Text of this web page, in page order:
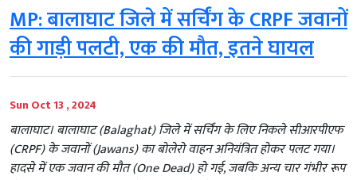
MP: बालाघाट जिले में सर्चिंग के CRPF जवानों
की गाड़ी पलटी, एक की मौत, इतने घायल
Sun Oct 13 , 2024
बालाघाट। बालाघाट (Balaghat) जिले में सर्चिंग के लिए निकले सीआरपीएफ
(CRPF) के जवानों (Jawans) का बोलेरो वाहन अनियंत्रित होकर पलट गया।
हादसे में एक जवान की मौत (One Dead) हो गई, जबकि अन्य चार गंभीर रूप